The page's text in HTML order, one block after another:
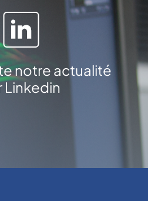
notre actualité
Linkedin